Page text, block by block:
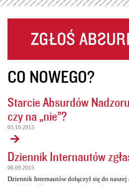
CO NOWEGO?
Starcie Absurdów
czy na „nie”?
03.10.2015
Dziennik Internautów
08.09.2015
Dziennik Internautów dołączył się do